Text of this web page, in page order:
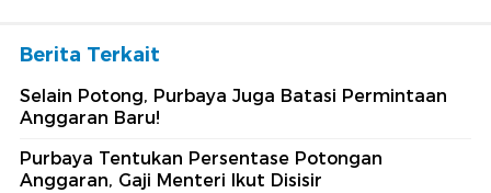
Berita Terkait
Selain Potong, Purbaya Juga Batasi Permintaan
Anggaran Baru!
Purbaya Tentukan Persentase Potongan
Anggaran, Gaji Menteri Ikut Disisir